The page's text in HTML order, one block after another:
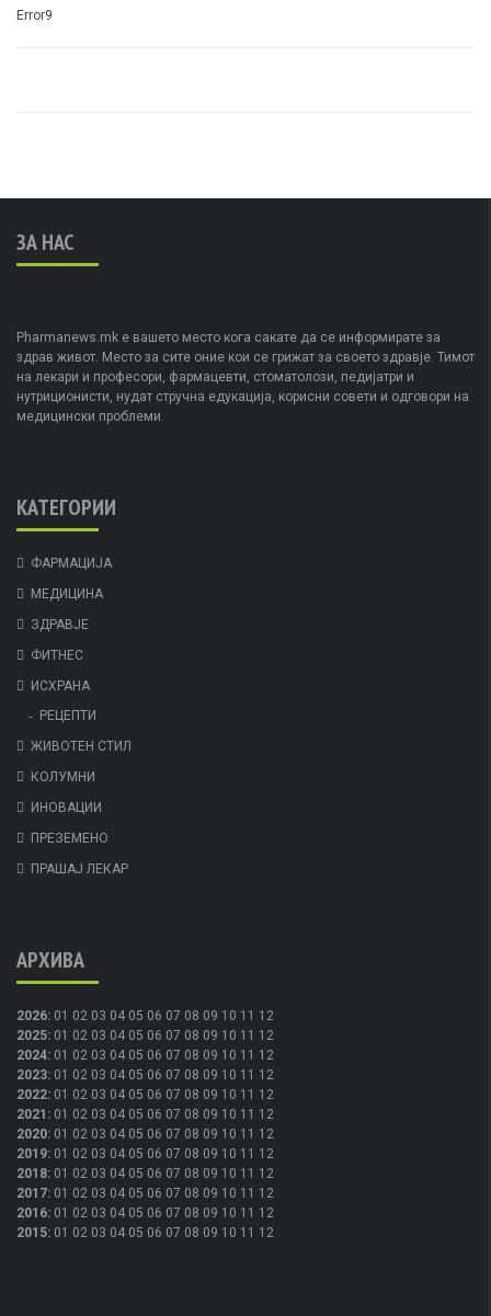
Error9
ЗА НАС
Pharmanews.mk е вашето место кога сакате да се информирате за
здрав живот. Место за сите оние кои се грижат за своето здравје. Тимот
на лекари и професори, фармацевти, стоматолози, педијатри и
нутриционисти, нудат стручна едукација, корисни совети и одговори на
медицински проблеми.
КАТЕГОРИИ
ФАРМАЦИЈА
МЕДИЦИНА
ЗДРАВЈЕ
ФИТНЕС
ИСХРАНА
РЕЦЕПТИ
ЖИВОТЕН СТИЛ
КОЛУМНИ
ИНОВАЦИИ
ПРЕЗЕМЕНО
ПРАШАЈ ЛЕКАР
АРХИВА
2026: 01 02 03 04 05 06 07 08 09 10 11 12
2025: 01 02 03 04 05 06 07 08 09 10 11 12
2024: 01 02 03 04 05 06 07 08 09 10 11 12
2023: 01 02 03 04 05 06 07 08 09 10 11 12
2022: 01 02 03 04 05 06 07 08 09 10 11 12
2021 : 01 02 03 04 05 06 07 08 09 10 11 12
2020: 01 02 03 04 05 06 07 08 09 10 11 12
2019: 01 02 03 04 05 06 07 08 09 10 11 12
2018: 01 02 03 04 05 06 07 08 09 10 11 12
2017: 01 02 03 04 05 06 07 08 09 10 11 12
2016: 01 02 03 04 05 06 07 08 09 10 11 12
2015: 01 02 03 04 05 06 07 08 09 10 11 12